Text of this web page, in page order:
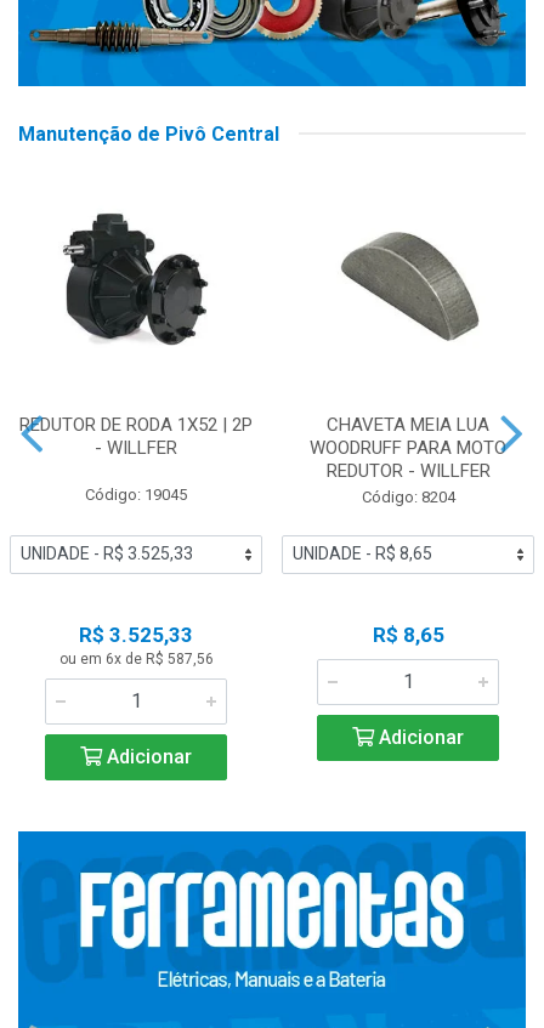
Manutenção de Pivô Central
REDUTOR DE RODA 1X52 | 2P
- WILLFER
Código: 19045
R$ 3.525,33
ou em 6x de R$ 587,56
Adicionar
CHAVETA MEIA LUA
WOODRUFF PARA MOTO
REDUTOR - WILLFER
Código: 8204
R$ 8,65
Adicionar